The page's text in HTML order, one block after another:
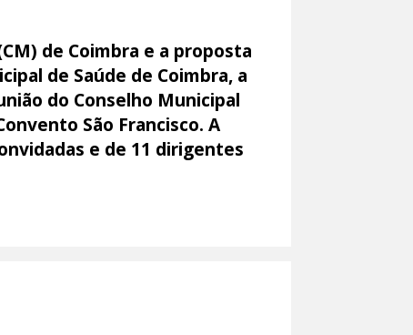
de Coimbra e a proposta
de Saúde de Coimbra, a
do Conselho Municipal
São Francisco. A
e de 11 dirigentes